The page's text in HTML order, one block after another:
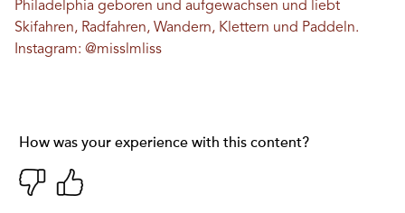
Philadelphia geboren und aufgewachsen und liebt
Skifahren, Radfahren, Wandern, Klettern und Paddeln.
Instagram: @misslmliss